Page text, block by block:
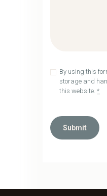
By using this
storage and
this website.*